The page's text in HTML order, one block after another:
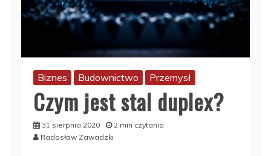
Biznes Budownictwo Przemysł
Czym jest stal duplex?
31 sierpnia 2020
2 min czytania
Radosław Zawadzki